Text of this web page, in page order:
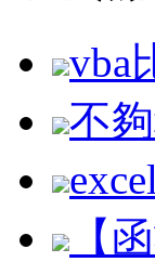
vba
不
【